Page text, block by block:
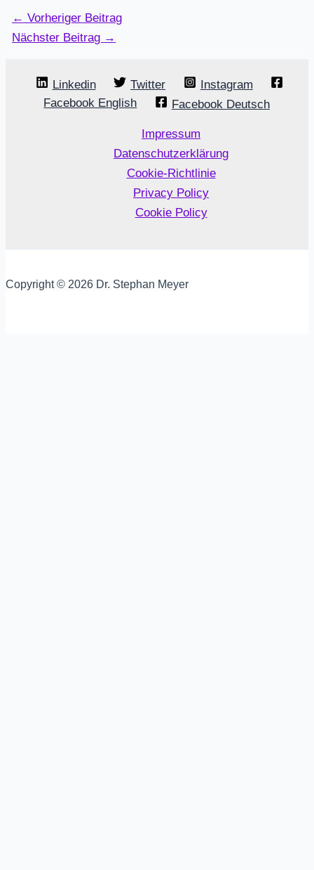
← Vorheriger Beitrag
Nächster Beitrag →
Linkedin Twitter
Instagram
Facebook English
Facebook Deutsch
Impressum
Datenschutzerklärung
Cookie-Richtlinie
Privacy Policy
Cookie Policy
Copyright © 2026 Dr. Stephan Meyer